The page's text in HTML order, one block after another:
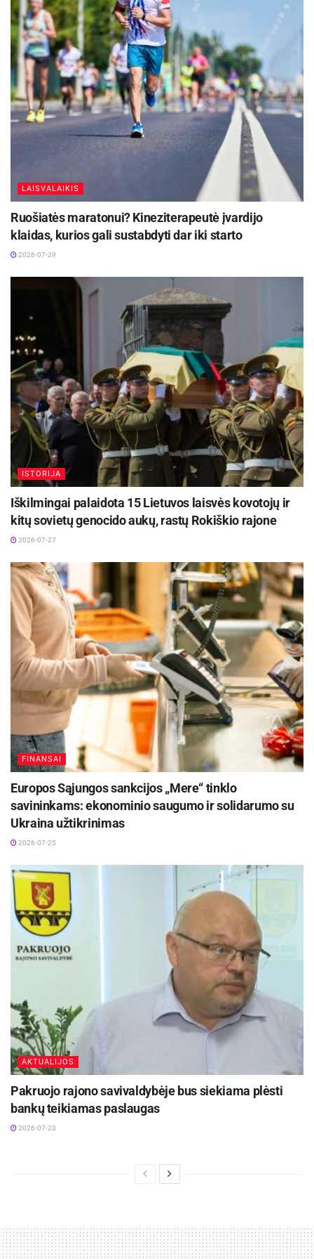
LAISVALAIKIS
Ruošiatės maratonui? Kineziterapeutė įvardijo
klaidas, kurios gali sustabdyti dar iki starto
2026-07-29
ISTORIJA
Iškilmingai palaidota 15 Lietuvos laisvės kovotojų ir
kitų sovietų genocido aukų, rastų Rokiškio rajone
2026-07-27
FINANSAI
Europos Sąjungos sankcijos „Mere“ tinklo
savininkams: ekonominio saugumo ir solidarumo su
Ukraina užtikrinimas
2026-07-25
AKTUALIJOS
Pakruojo rajono savivaldybėje bus siekiama plėsti
bankų teikiamas paslaugas
2026-07-23